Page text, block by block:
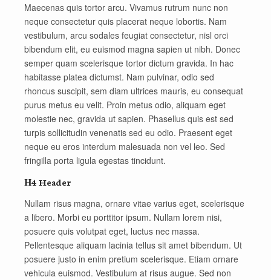
Maecenas quis tortor arcu. Vivamus rutrum nunc non
neque consectetur quis placerat neque lobortis. Nam
vestibulum, arcu sodales feugiat consectetur, nisl orci
bibendum elit, eu euismod magna sapien ut nibh. Donec
semper quam scelerisque tortor dictum gravida. In hac
habitasse platea dictumst. Nam pulvinar, odio sed
rhoncus suscipit, sem diam ultrices mauris, eu consequat
purus metus eu velit. Proin metus odio, aliquam eget
molestie nec, gravida ut sapien. Phasellus quis est sed
turpis sollicitudin venenatis sed eu odio. Praesent eget
neque eu eros interdum malesuada non vel leo. Sed
fringilla porta ligula egestas tincidunt.
Η4 Header
Nullam risus magna, ornare vitae varius eget, scelerisque
a libero. Morbi eu porttitor ipsum. Nullam lorem nisi,
posuere quis volutpat eget, luctus nec massa.
Pellentesque aliquam lacinia tellus sit amet bibendum. Ut
posuere justo in enim pretium scelerisque. Etiam ornare
vehicula euismod. Vestibulum at risus augue. Sed non